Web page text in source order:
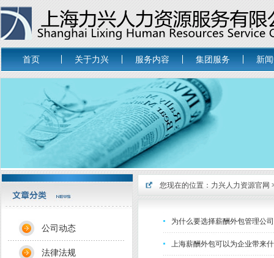
首页 关于力兴 服务内容 集团服务 新
您现在的位置： 力兴人力资源官网
为什么要选择薪酬外包管理公
上海薪酬外包可以为企业带来
公司动态
法律法规